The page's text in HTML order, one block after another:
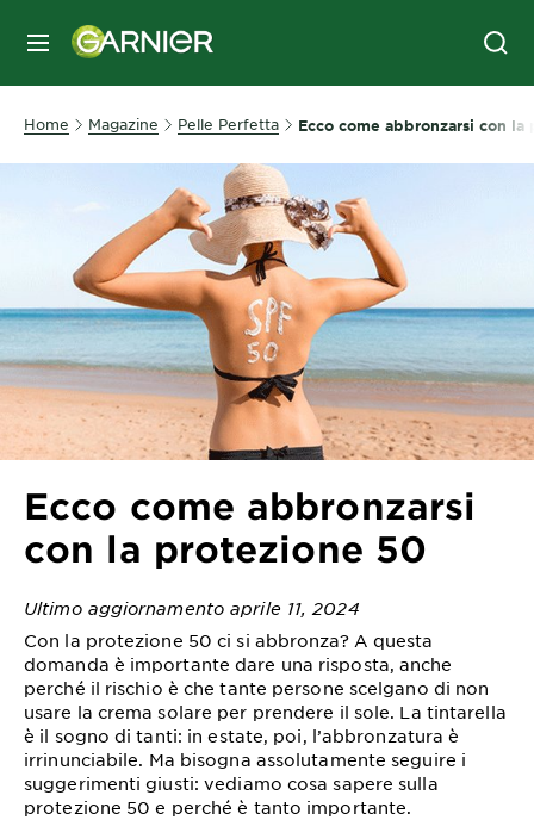
MENU
Home Magazine Pelle Perfetta Ecco come abbronzarsi con
Ecco come abbronzarsi
con la protezione 50
Ultimo aggiornamento aprile 11, 2024
Con la protezione 50 ci si abbronza? A questa
domanda è importante dare una risposta, anche
perché il rischio è che tante persone scelgano di non
usare la crema solare per prendere il sole. La tintarella
è il sogno di tanti: in estate, poi, l’abbronzatura è
irrinunciabile. Ma bisogna assolutamente seguire i
suggerimenti giusti: vediamo cosa sapere sulla
protezione 50 e perché è tanto importante.